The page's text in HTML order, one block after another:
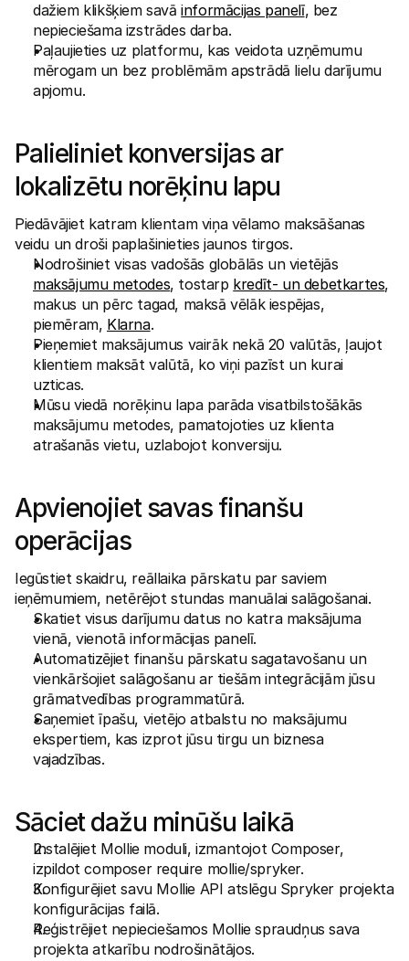
dažiem klikšķiem savā informācijas panelī, bez
nepieciešama izstrādes darba.
Paļaujieties uz platformu, kas veidota uzņēmumu
mērogam un bez problēmām apstrādā lielu darījumu
apjomu.
Palieliniet konversijas ar
lokalizētu norēķinu lapu
Piedāvājiet katram klientam viņa vēlamo maksāšanas
veidu un droši paplašinieties jaunos tirgos.
maksājumu metodes, tostarp kredīt- un debetkartes,
makus un pērc tagad, maksā vēlāk iespējas,
piemēram, Klarna.
Pieņemiet maksājumus vairāk nekā 20 valūtās, ļaujot
klientiem maksāt valūtā, ko viņi pazīst un kurai
uzticas.
Mūsu viedā norēķinu lapa parāda visatbilstošākās
maksājumu metodes, pamatojoties uz klienta
atrašanās vietu, uzlabojot konversiju.
Apvienojiet savas finanšu
operācijas
Iegūstiet skaidru, reāllaika pārskatu par saviem
ieņēmumiem, netērējot stundas manuālai salāgošanai.
Skatiet visus darījumu datus no katra maksājuma
vienā, vienotā informācijas panelī.
Automatizējiet finanšu pārskatu sagatavošanu un
vienkāršojiet salāgošanu ar tiešām integrācijām jūsu
grāmatvedības programmatūrā.
Saņemiet īpašu, vietējo atbalstu no maksājumu
ekspertiem, kas izprot jūsu tirgu un biznesa
vajadzības.
Sāciet dažu minūšu laikā
Instalējiet Mollie moduli, izmantojot Composer,
izpildot composer require mollie/spryker.
Konfigurējiet savu Mollie API atslēgu Spryker projekta
konfigurācijas failā.
Reģistrējiet nepieciešamos Mollie spraudņus sava
projekta atkarību nodrošinātājos.